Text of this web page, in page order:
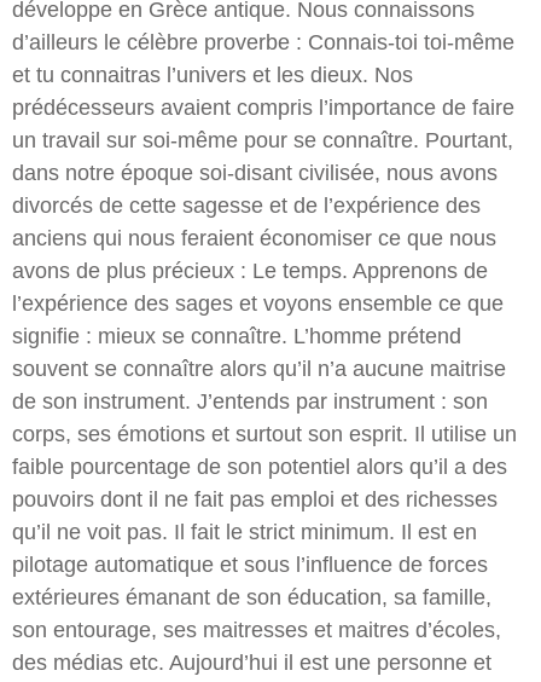
développe en Grèce antique. Nous connaissons
d’ailleurs le célèbre proverbe : Connais-toi toi-même
et tu connaitras l’univers et les dieux. Nos
prédécesseurs avaient compris l’importance de faire
un travail sur soi-même pour se connaître. Pourtant,
dans notre époque soi-disant civilisée, nous avons
divorcés de cette sagesse et de l’expérience des
anciens qui nous feraient économiser ce que nous
avons de plus précieux : Le temps. Apprenons de
l’expérience des sages et voyons ensemble ce que
signifie : mieux se connaître. L’homme prétend
souvent se connaître alors qu’il n’a aucune maitrise
de son instrument. J’entends par instrument : son
corps, ses émotions et surtout son esprit. Il utilise un
faible pourcentage de son potentiel alors qu’il a des
pouvoirs dont il ne fait pas emploi et des richesses
qu’il ne voit pas. Il fait le strict minimum. Il est en
pilotage automatique et sous l’influence de forces
extérieures émanant de son éducation, sa famille,
son entourage, ses maitresses et maitres d’écoles,
des médias etc. Aujourd’hui il est une personne et